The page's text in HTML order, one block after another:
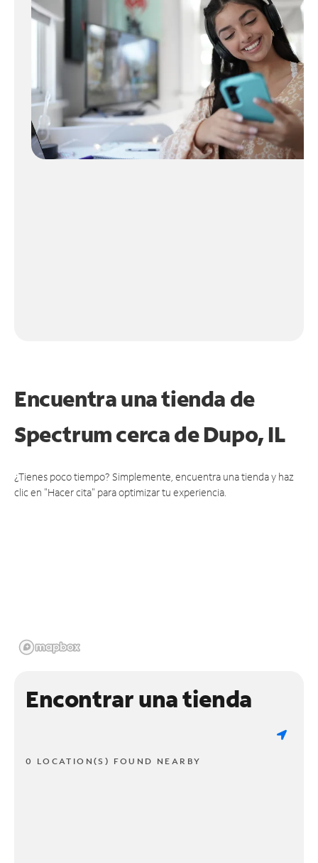
Encuentra una tienda de
Spectrumcerca de Dupo, IL
¿Tienes poco tiempo? Simplemente, encuentra una tienda y haz
clic en "Hacer cita" para optimizar tu experiencia.
Encontrar una tienda
0 LOCATION(S) FOUND NEARBY